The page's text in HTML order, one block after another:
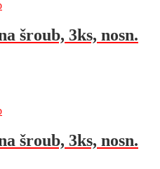
šroub, 3ks, nosn.
šroub, 3ks, nosn.